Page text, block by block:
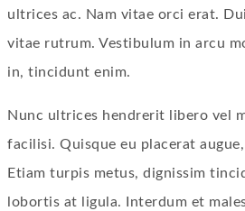
ultrices ac. Nam vitae orci erat.
vitae rutrum. Vestibulum in arcu
in, tincidunt enim.
Nunc ultrices hendrerit libero vel
facilisi. Quisque eu placerat
Etiam turpis metus, dignissim
lobortis at ligula. Interdum et